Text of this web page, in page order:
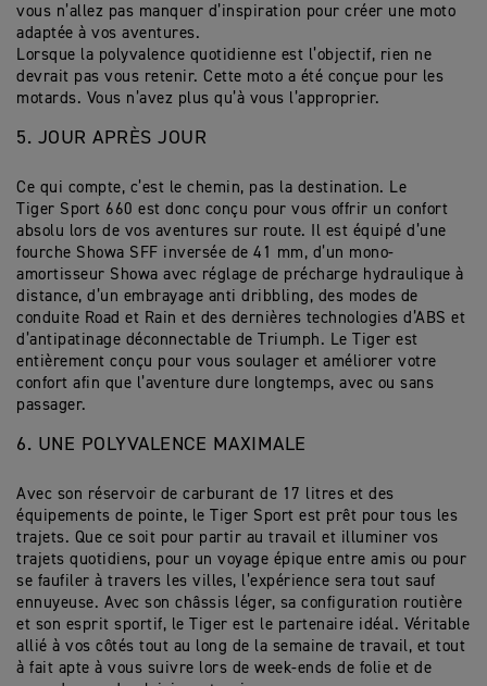
vous n’allez pas manquer d’inspiration pour créer une moto
adaptée à vos aventures.
Lorsque la polyvalence quotidienne est l’objectif, rien ne
devrait pas vous retenir. Cette moto a été conçue pour les
motards. Vous n’avez plus qu’à vous l’approprier.
5. JOUR APRÈS JOUR
Ce qui compte, c’est le chemin, pas la destination. Le
Tiger Sport 660 est donc conçu pour vous offrir un confort
absolu lors de vos aventures sur route. Il est équipé d’une
fourche Showa SFF inversée de 41 mm, d’un mono-
amortisseur Showa avec réglage de précharge hydraulique à
distance, d’un embrayage anti dribbling, des modes de
conduite Road et Rain et des dernières technologies d’ABS et
d’antipatinage déconnectable de Triumph. Le Tiger est
entièrement conçu pour vous soulager et améliorer votre
confort afin que l’aventure dure longtemps, avec ou sans
passager.
6. UNE POLYVALENCE MAXIMALE
Avec son réservoir de carburant de 17 litres et des
équipements de pointe, le Tiger Sport est prêt pour tous les
trajets. Que ce soit pour partir au travail et illuminer vos
trajets quotidiens, pour un voyage épique entre amis ou pour
se faufiler à travers les villes, l’expérience sera tout sauf
ennuyeuse. Avec son châssis léger, sa configuration routière
et son esprit sportif, le Tiger est le partenaire idéal. Véritable
allié à vos côtés tout au long de la semaine de travail, et tout
à fait apte à vous suivre lors de week-ends de folie et de